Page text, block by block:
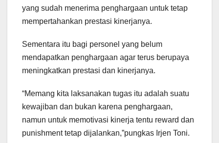
yang sudah menerima penghargaan untuk tetap
mempertahankan prestasi kinerjanya.
Sementara itu bagi personel yang belum
mendapatkan penghargaan agar terus berupaya
meningkatkan prestasi dan kinerjanya.
“Memang kita laksanakan tugas itu adalah suatu
kewajiban dan bukan karena penghargaan,
namun untuk memotivasi kinerja tentu reward dan
punishment tetap dijalankan,”pungkas Irjen Toni.